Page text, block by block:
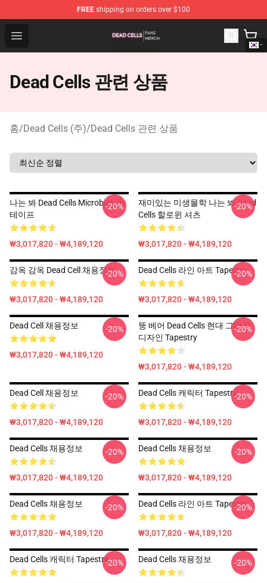
FREE shipping on orders over $100
Open menu
Dead Cells Shop - Official Dead Cells Merchandise Store
Dead Cells 관련 상품
홈/Dead Cells (주)/Dead Cells 관련 상품
나는 봐 Dead Cells Microbiology
테이프
₩3,017,820 - ₩4,189,120
-20%
재미있는 미생물학 나는 봐 Dead
Cells 할로윈 셔츠
₩3,017,820 - ₩4,189,120
-20%
감옥 감옥 Dead Cell 채용정보
₩3,017,820 - ₩4,189,120
-20% Dead Cells 라인 아트 Tapestry
₩3,017,820 - ₩4,189,120
-20%
Dead Cell 채용정보
₩3,017,820 - ₩4,189,120
-20%
뚱 베어 Dead Cells 현대 그래픽
디자인 Tapestry
₩3,017,820 - ₩4,189,120
-20%
Dead Cell 채용정보
₩3,017,820 - ₩4,189,120
-20% Dead Cells 캐릭터 Tapestry
₩3,017,820 - ₩4,189,120
-20%
Dead Cells 채용정보
₩3,017,820 - ₩4,189,120
-20% Dead Cells 채용정보
₩3,017,820 - ₩4,189,120
-20%
Dead Cells 채용정보
₩3,017,820 - ₩4,189,120
-20% Dead Cells 라인 아트 Tapestry
₩3,017,820 - ₩4,189,120
-20%
Dead Cells 캐릭터 Tapestry-20% Dead Cells 채용정보 -20%